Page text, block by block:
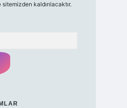
kaldırılacaktır.